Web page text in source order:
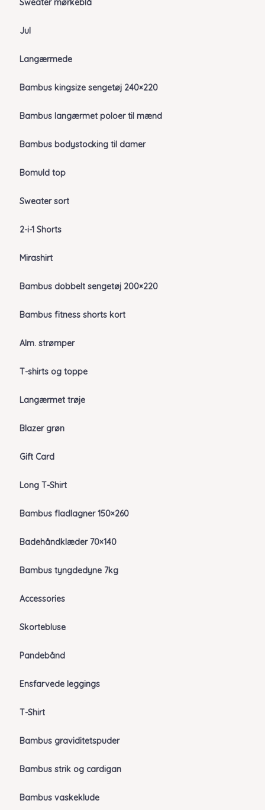
Sweater mørkeblå
Jul
Langærmede
Bambus kingsize sengetøj 240×220
Bambus langærmet poloer til mænd
Bambus bodystocking til damer
Bomuld top
Sweater sort
2-i-1 Shorts
Mirashirt
Bambus dobbelt sengetøj 200×220
Bambus fitness shorts kort
Alm. strømper
T-shirts og toppe
Langærmet trøje
Blazer grøn
Gift Card
Long T-Shirt
Bambus fladlagner 150×260
Badehåndklæder 70×140
Bambus tyngdedyne 7kg
Accessories
Skortebluse
Pandebånd
Ensfarvede leggings
T-Shirt
Bambus graviditetspuder
Bambus strik og cardigan
Bambus vaskeklude